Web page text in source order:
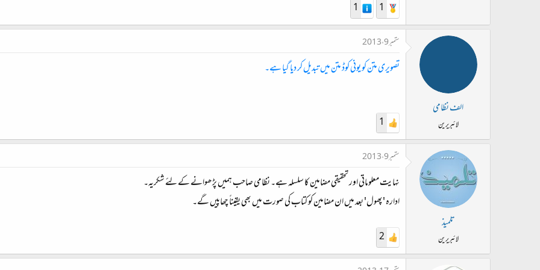
1
1
الف نظامی
لائبریرین
ستمبر 9، 2013
تصویری متن کو یونی کوڈ متن میں تبدیل کر دیا گیا ہے۔
1
تلمیذ
لائبریرین
ستمبر 9، 2013
نہایت معلوماتی اور تحقیقی مضامین کا سلسلہ ہے۔ نظامی صاحب ہمیں پڑھوانے کے لئے شکریہ۔
ادارہ 'پھول' بعد میں ان مضامین کو کتاب کی صورت میں بھی یقیناً چھاپیں گے۔
2